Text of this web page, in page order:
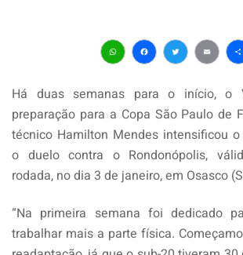
WhatsApp
Facebook
Twitter
Há duas semanas para o início, o
preparação para a Copa São Paulo de
técnico Hamilton Mendes intensificou
o duelo contra o Rondonópolis,
rodada, no dia 3 de janeiro, em Osasco
“Na primeira semana foi dedicado
trabalhar mais a parte física.